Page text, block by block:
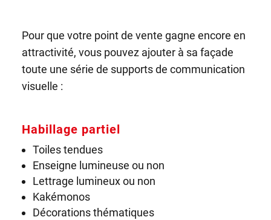
Pour que votre point de vente gagne encore en
attractivité, vous pouvez ajouter à sa façade
toute une série de supports de communication
visuelle :
Habillage partiel
Toiles tendues
Enseigne lumineuse ou non
Lettrage lumineux ou non
Kakémonos
Décorations thématiques